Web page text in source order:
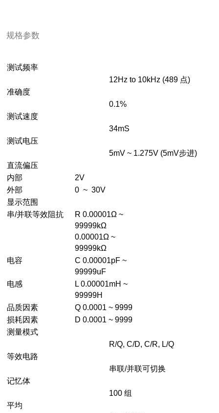
规格参数
测试频率
12Hz to 10kHz (489 点)
准确度
0.1%
测试速度
34mS
测试电压
5mV ~ 1.275V (5mV步进)
直流偏压
内部
2V
外部
0 ~ 30V
显示范围
串/并联等效阻抗
R 0.00001Ω ~
99999kΩ
0.00001Ω ~
99999kΩ
电容
C 0.00001pF ~
99999uF
电感
L 0.00001mH ~
99999H
品质因素
Q 0.0001 ~ 9999
损耗因素
D 0.0001 ~ 9999
测量模式
R/Q, C/D, C/R, L/Q
等效电路
串联/并联可切换
记忆体
100 组
平均